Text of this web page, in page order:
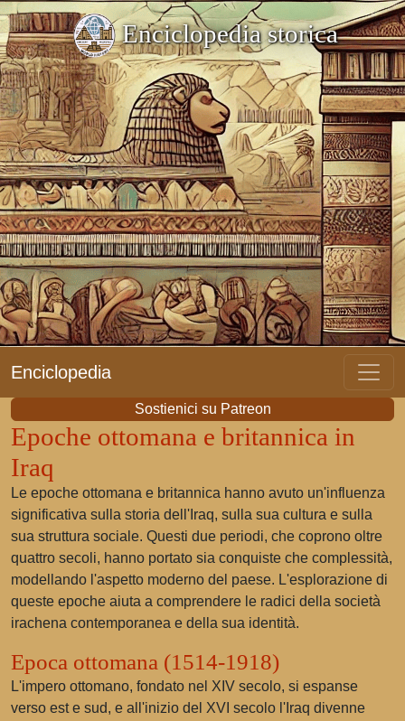
Enciclopedia storica
Enciclopedia
Sostienici su Patreon
Epoche ottomana e britannica in
Iraq
Le epoche ottomana e britannica hanno avuto un'influenza
significativa sulla storia dell'Iraq, sulla sua cultura e sulla
sua struttura sociale. Questi due periodi, che coprono oltre
quattro secoli, hanno portato sia conquiste che complessità,
modellando l'aspetto moderno del paese. L'esplorazione di
queste epoche aiuta a comprendere le radici della società
irachena contemporanea e della sua identità.
Epoca ottomana (1514-1918)
L'impero ottomano, fondato nel XIV secolo, si espanse
verso est e sud, e all'inizio del XVI secolo l'Iraq divenne